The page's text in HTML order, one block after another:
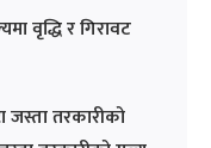
वृद्धि र गिरावट
जस्ता तरकारीको